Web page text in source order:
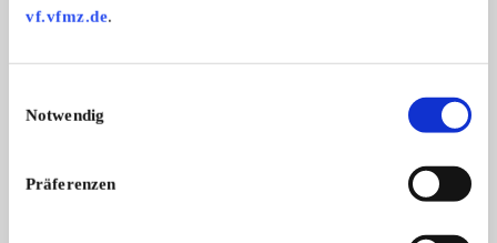
vf.vfmz.de.
Notwendig
Präferenzen
Verkaufen einen Hercules City CV80 B ...